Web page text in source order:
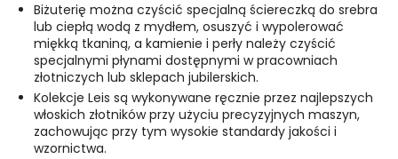
Biżuterię można czyścić specjalną ściereczką do srebra
lub ciepłą wodą z mydłem, osuszyć i wypolerować
miękką tkaniną, a kamienie i perły należy czyścić
specjalnymi płynami dostępnymi w pracowniach
złotniczych lub sklepach jubilerskich.
Kolekcje Leis są wykonywane ręcznie przez najlepszych
włoskich złotników przy użyciu precyzyjnych maszyn,
zachowując przy tym wysokie standardy jakości i
wzornictwa.